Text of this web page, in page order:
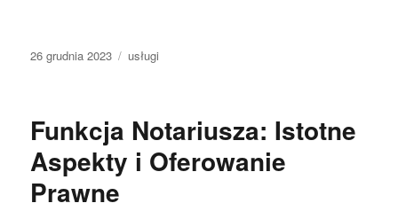
Data
26 grudnia 2023 Kategorie
usługi
Funkcja Notariusza: Istotne
Aspekty i Oferowanie
Prawne